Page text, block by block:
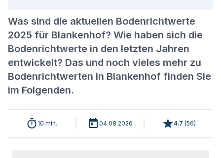
Was sind die aktuellen Bodenrichtwerte
2025 für Blankenhof? Wie haben sich die
Bodenrichtwerte in den letzten Jahren
entwickelt? Das und noch vieles mehr zu
Bodenrichtwerten in Blankenhof finden Sie
im Folgenden.
10 min. 04.08.2026 4.7 (56)